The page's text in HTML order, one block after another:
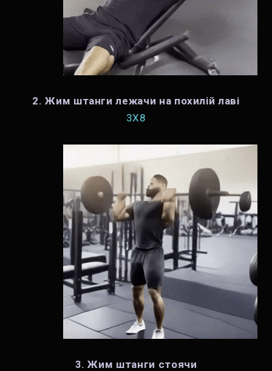
2. Жим штанги лежачи на похилій лаві
3X8
3. Жим штанги стоячи